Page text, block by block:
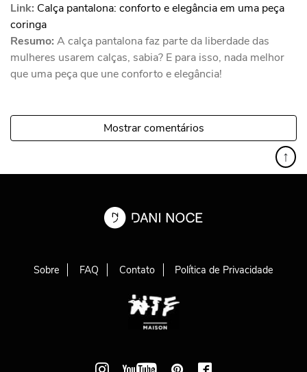
Link: Calça pantalona: conforto e elegância em uma peça
coringa
Resumo: A calça pantalona faz parte da liberdade das
mulheres usarem calças, sabia? E para isso, nada melhor
que uma peça que une conforto e elegância!
Mostrar comentários
↑
Sobre FAQ Contato Política de Privacidade